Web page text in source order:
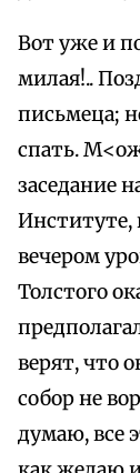
Вот уже и
милая!..
письмеца;
спать.
заседание
вечером
Толстого
верят, что
собор не
думаю, все